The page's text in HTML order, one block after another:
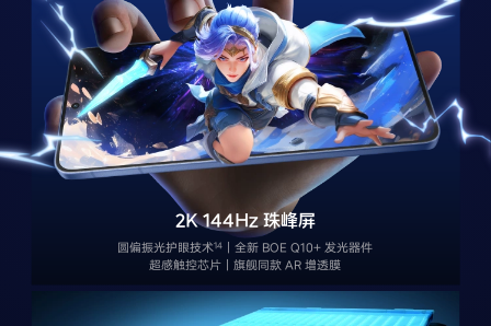
2K 144Hz 珠峰屏
圆偏振光护眼技术
｜全新 BOE Q10+ 发光器件
超感触控芯片｜旗舰同款 AR 增透膜